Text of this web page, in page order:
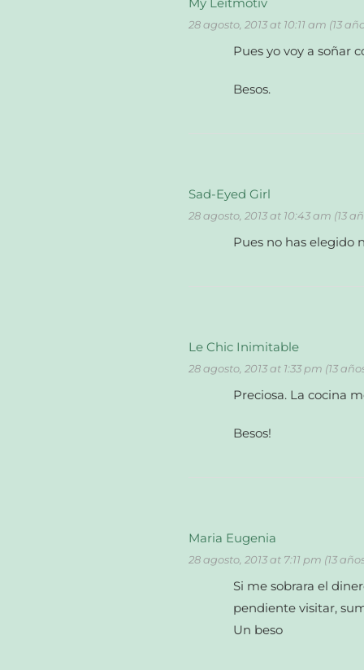
28 agosto, 2013 at 10:11 am (13
Pues yo voy a soñar
Besos.
Sad-Eyed Girl
28 agosto, 2013 at 10:43 am (13
Pues no has elegido
Le Chic Inimitable
28 agosto, 2013 at 1:33 pm (13
Preciosa. La cocina
Besos!
Maria Eugenia
28 agosto, 2013 at 7:11 pm (13
Si me sobrara el
pendiente visitar,
Un beso